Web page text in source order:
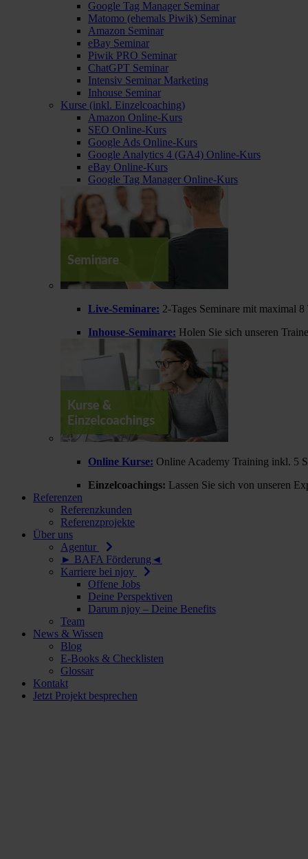
Google Tag Manager Seminar
Matomo (ehemals Piwik) Seminar
Amazon Seminar
eBay Seminar
Piwik PRO Seminar
ChatGPT Seminar
Intensiv Seminar Marketing
Inhouse Seminar
Kurse (inkl. Einzelcoaching)
Amazon Online-Kurs
SEO Online-Kurs
Google Ads Online-Kurs
Google Analytics 4 (GA4) Online-Kurs
eBay Online-Kurs
Google Tag Manager Online-Kurs
Live-Seminare: 2-Tages Seminare mit maximal
Inhouse-Seminare: Holen Sie sich unseren
Online Kurse: Online Academy Training inkl. 5
Einzelcoachings: Lassen Sie sich von unseren
Referenzen
Referenzkunden
Referenzprojekte
Über uns
Agentur
► BAFA Förderung◄
Karriere bei njoy
Offene Jobs
Deine Perspektiven
Darum njoy – Deine Benefits
Team
News & Wissen
Blog
E-Books & Checklisten
Glossar
Kontakt
Jetzt Projekt besprechen